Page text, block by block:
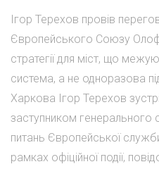
Ігор Терехов провів
Європейського Союзу
стратегії для міст, що
система, а не одноразова
Харкова Ігор Терехов
заступником генерального
питань Європейської
рамках офіційної події,